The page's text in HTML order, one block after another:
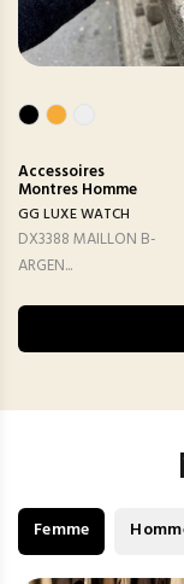
Accessoires
Montres Homme
GG LUXE WATCH
DX3388 MAILLON B-
ARGEN...
Femme